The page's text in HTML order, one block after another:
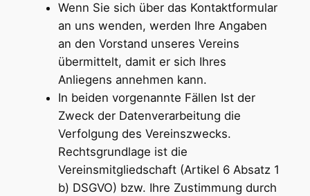
Wenn Sie sich über das Kontaktformular
an uns wenden, werden Ihre Angaben
an den Vorstand unseres Vereins
übermittelt, damit er sich Ihres
Anliegens annehmen kann.
In beiden vorgenannte Fällen Ist der
Zweck der Datenverarbeitung die
Verfolgung des Vereinszwecks.
Rechtsgrundlage ist die
Vereinsmitgliedschaft (Artikel 6 Absatz 1
b) DSGVO) bzw. Ihre Zustimmung durch